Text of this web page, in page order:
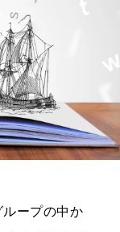
ープの中か